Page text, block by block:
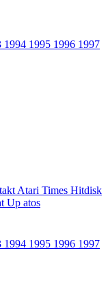
1994 1995 1996 1997
Atari Times Hitdisk
Up atos
1994 1995 1996 1997